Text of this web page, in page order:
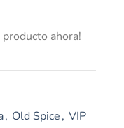
ahora!
, Old Spice, VIP